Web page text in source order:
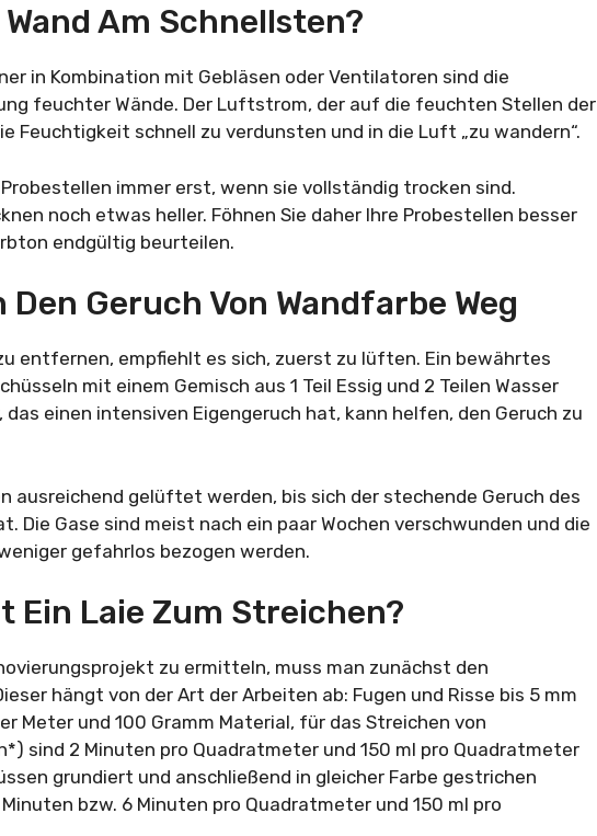
Am Schnellsten?
in Kombination mit Gebläsen oder Ventilatoren sind die
feuchter Wände. Der Luftstrom, der auf die feuchten Stellen der
Feuchtigkeit schnell zu verdunsten und in die Luft „zu wandern“.
immer erst, wenn sie vollständig trocken sind.
noch etwas heller. Föhnen Sie daher Ihre Probestellen besser
endgültig beurteilen.
Den Geruch Von Wandfarbe Weg
entfernen, empfiehlt es sich, zuerst zu lüften. Ein bewährtes
mit einem Gemisch aus 1 Teil Essig und 2 Teilen Wasser
einen intensiven Eigengeruch hat, kann helfen, den Geruch zu
ausreichend gelüftet werden, bis sich der stechende Geruch des
Die Gase sind meist nach ein paar Wochen verschwunden und die
gefahrlos bezogen werden.
Ein Laie Zum Streichen?
zu ermitteln, muss man zunächst den
hängt von der Art der Arbeiten ab: Fugen und Risse bis 5 mm
Meter und 100 Gramm Material, für das Streichen von
sind 2 Minuten pro Quadratmeter und 150 ml pro Quadratmeter
grundiert und anschließend in gleicher Farbe gestrichen
bzw. 6 Minuten pro Quadratmeter und 150 ml pro